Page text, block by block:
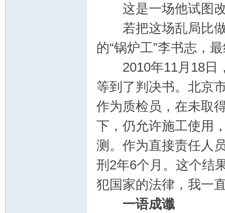
这是一场他试图改
若把这场乱局比做
的“锅炉工”李书志，
2010年11月18日，
等到了判决书。北京
作为质检员，在未取
下，仍允许施工使用
测。作为直接责任人
刑2年6个月。这个结
犯国家的法律，我一
一语成谶